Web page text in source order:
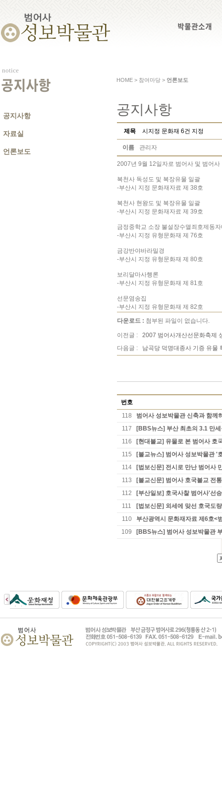
박물관소개
notice
공지사항
공지사항
자료실
언론보도
HOME > 참여마당 > 언론보도
공지사항
제목 시지정 문화재 6건 지정
이름 관리자
2007년 9월 12일자로 범어사 및 범어
복천사 독성도 및 복장유물 일괄
-부산시 지정 문화재자료 제 38호
복천사 현왕도 및 복장유물 일괄
-부산시 지정 문화재자료 제 39호
금정중학교 소장 불설장수멸죄호제동
-부산시 지정 유형문화재 제 76호
금강반야바라밀경
-부산시 지정 유형문화재 제 80호
보리달마사행론
-부산시 지정 유형문화재 제 81호
선문염송집
-부산시 지정 유형문화재 제 82호
다운로드 : 첨부된 파일이 없습니다.
이전글 : 2007 범어사개산선문화축제
다음글 : 남곡당 덕명대종사 기증 유물
번호
118
범어사 성보박물관 신축과 함께
117
[BBS뉴스] 부산 최초의 3.1 만
116
[현대불교] 유물로 본 범어사 호
115
[불교뉴스] 범어사 성보박물관 '
114
[법보신문] 전시로 만난 범어사
113
[불교신문] 범어사 호국불교 전
112
[부산일보] 호국사찰 범어사'선
111
[법보신문] 외세에 맞선 호국도
110
부산광역시 문화재자료 제6호<
109
[BBS뉴스] 범어사 성보박물관